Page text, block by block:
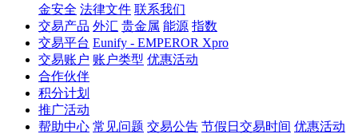
金安全 法律文件 联系我们
交易产品 外汇 贵金属 能源 指数
交易平台 Eunify - EMPEROR Xpro
交易账户 账户类型 优惠活动
合作伙伴
积分计划
推广活动
帮助中心 常见问题 交易公告 节假日交易时间 优惠活动